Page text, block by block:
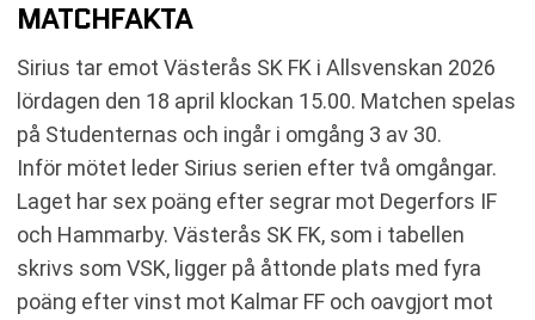
SENASTE RESULTAT VÄSTERÅS SK FK
RESULTAT INBÖRDES MÖTEN
KOMMANDE MATCHER SIRIUS
KOMMANDE MATCHER VÄSTERÅS SK FK
RELATERADE NYHETER
MATCHFAKTA
Sirius tar emot Västerås SK FK i Allsvenskan 2026
lördagen den 18 april klockan 15.00. Matchen spelas
på Studenternas och ingår i omgång 3 av 30.
Inför mötet leder Sirius serien efter två omgångar.
Laget har sex poäng efter segrar mot Degerfors IF
och Hammarby. Västerås SK FK, som i tabellen
skrivs som VSK, ligger på åttonde plats med fyra
poäng efter vinst mot Kalmar FF och oavgjort mot